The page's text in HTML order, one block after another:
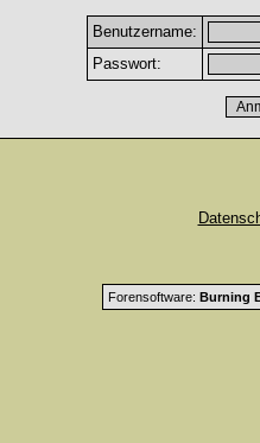
Benutzername:
Passwort:
Forensoftware: Burning